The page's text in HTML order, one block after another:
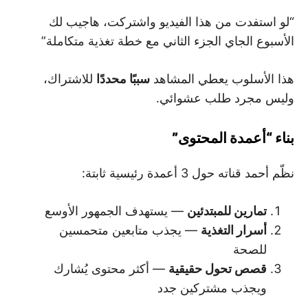
“لو استفدت من هذا الفيديو واشتركت، هاجيب لك
الأسبوع الجاي الجزء الثاني مع خطة تغذية متكاملة”
هذا الأسلوب يعطي المشاهد سببًا محددًا للاشتراك،
وليس مجرد طلب عشوائي.
بناء “أعمدة المحتوى”
نظّم أحمد قناته حول 3 أعمدة رئيسية ثابتة:
تمارين للمبتدئين — يستهدف الجمهور الأوسع
أسرار التغذية — يجذب متابعين متحمسين
للصحة
قصص تحول حقيقية — أكثر محتوى يُشارك
ويجذب مشتركين جدد